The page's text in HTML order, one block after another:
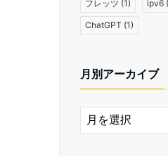
フレッツ (1) ipv6
ChatGPT (1)
月別アーカイブ